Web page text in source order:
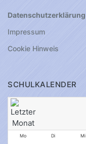
Datenschutzerklärung
Impressum
Cookie Hinweis
SCHULKALENDER
Mo Di Mi